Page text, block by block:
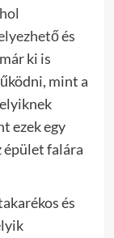
és
ki is
mint a
ezek egy
épület falára
és